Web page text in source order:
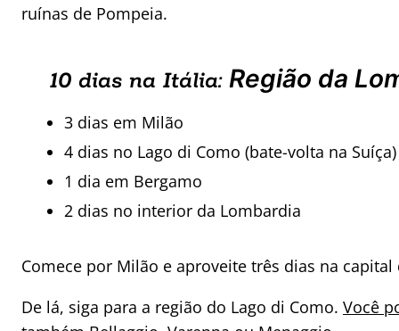
ruínas de Pompeia.
10 dias na Itália: Região da
3 dias em Milão
4 dias no Lago di Como (bate-volta na Suíça)
1 dia em Bergamo
2 dias no interior da Lombardia
Comece por Milão e aproveite três dias na
De lá, siga para a região do Lago di Como. Você